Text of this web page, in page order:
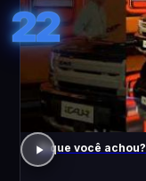
22
O que você achou?